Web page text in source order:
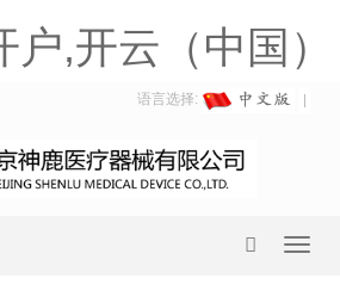
,开云（中国）
语言选择: